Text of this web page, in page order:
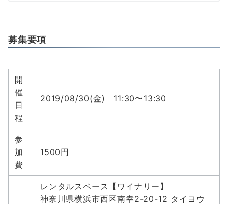
募集要項
開
催
日
程
2019/08/30(金) 11:30〜13:30
参
加
費
1500円
レンタルスペース【ワイナリー】
神奈川県横浜市西区南幸2-20-12 タイヨウ